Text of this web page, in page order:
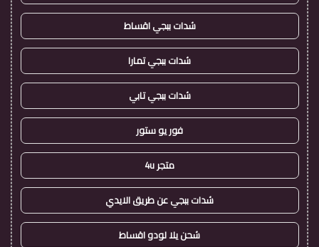
شدات ببجي اقساط
شدات ببجي تمارا
شدات ببجي تابي
فور يو ستور
متجر 4u
شدات ببجي عن طريق الايدي
شحن يلا لودو اقساط